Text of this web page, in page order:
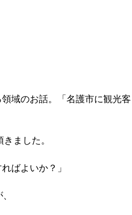
域のお話。「名護市に観光
ました。
ばよいか？」